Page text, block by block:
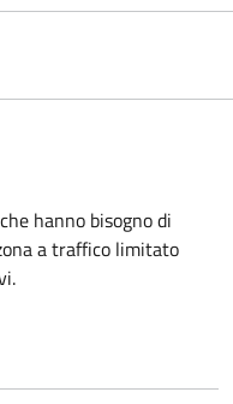
hanno bisogno di
a traffico limitato
.